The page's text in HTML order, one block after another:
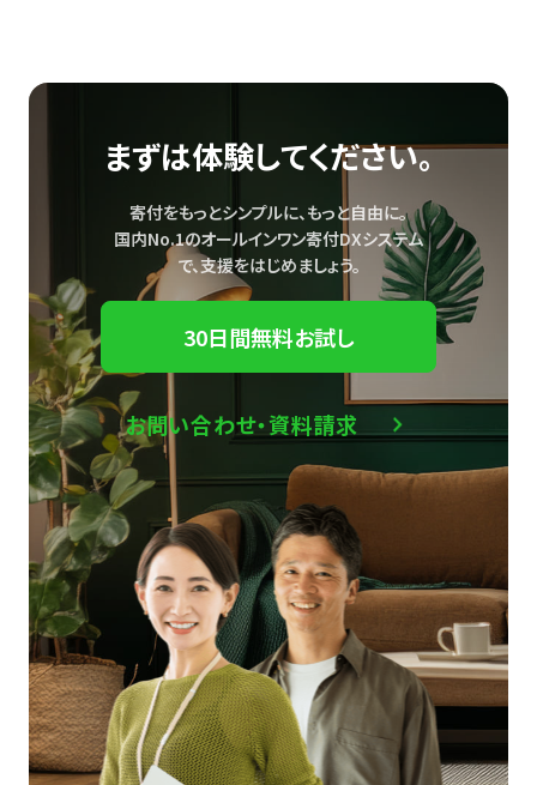
まずは体験してください。
寄付をもっとシンプルに、もっと自由に。
国内No.1のオールインワン寄付DXシステム
で、支援をはじめましょう。
30日間無料お試し
お問い合わせ・資料請求